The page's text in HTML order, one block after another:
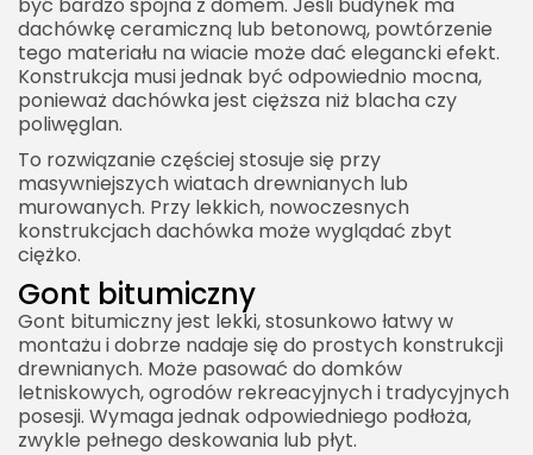
dachówkę ceramiczną lub betonową, powtórzenie
tego materiału na wiacie może dać elegancki efekt.
Konstrukcja musi jednak być odpowiednio mocna,
ponieważ dachówka jest cięższa niż blacha czy
poliwęglan.
To rozwiązanie częściej stosuje się przy
masywniejszych wiatach drewnianych lub
murowanych. Przy lekkich, nowoczesnych
konstrukcjach dachówka może wyglądać zbyt
ciężko.
Gont bitumiczny
Gont bitumiczny jest lekki, stosunkowo łatwy w
montażu i dobrze nadaje się do prostych konstrukcji
drewnianych. Może pasować do domków
letniskowych, ogrodów rekreacyjnych i tradycyjnych
posesji. Wymaga jednak odpowiedniego podłoża,
zwykle pełnego deskowania lub płyt.